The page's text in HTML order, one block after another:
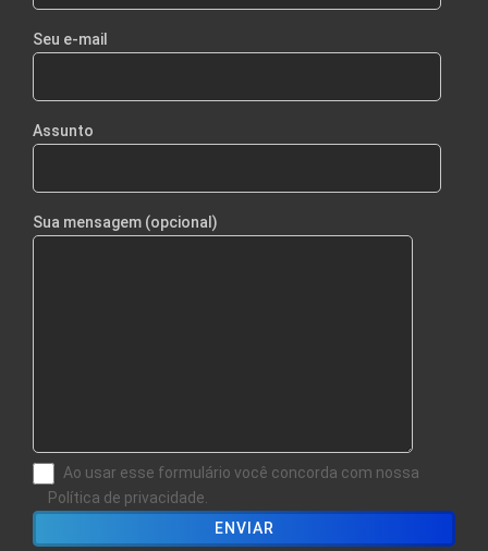
Seu e-mail
Assunto
Sua mensagem (opcional)
Ao usar esse formulário você concorda com nossa
Política de privacidade.